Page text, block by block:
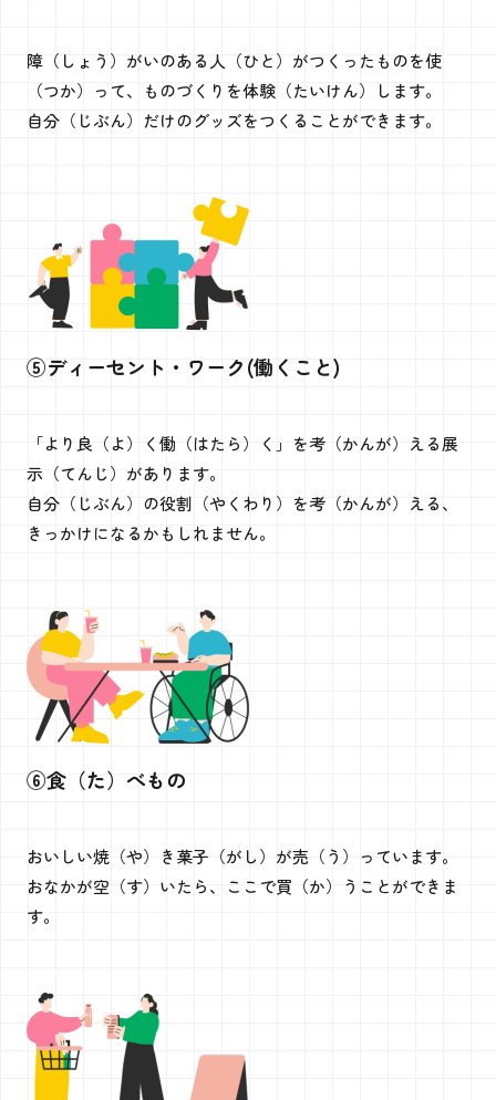
障（しょう）がいのある人（ひと）がつくったものを使
（つか）って、ものづくりを体験（たいけん）します。
自分（じぶん）だけのグッズをつくることができます。
⑤ディーセント・ワーク(働くこと)
「より良（よ）く働（はたら）く」を考（かんが）える展
示（てんじ）があります。
自分（じぶん）の役割（やくわり）を考（かんが）える、
きっかけになるかもしれません。
⑥食（た）べもの
おいしい焼（や）き菓子（がし）が売（う）っています。
おなかが空（す）いたら、ここで買（か）うことができま
す。